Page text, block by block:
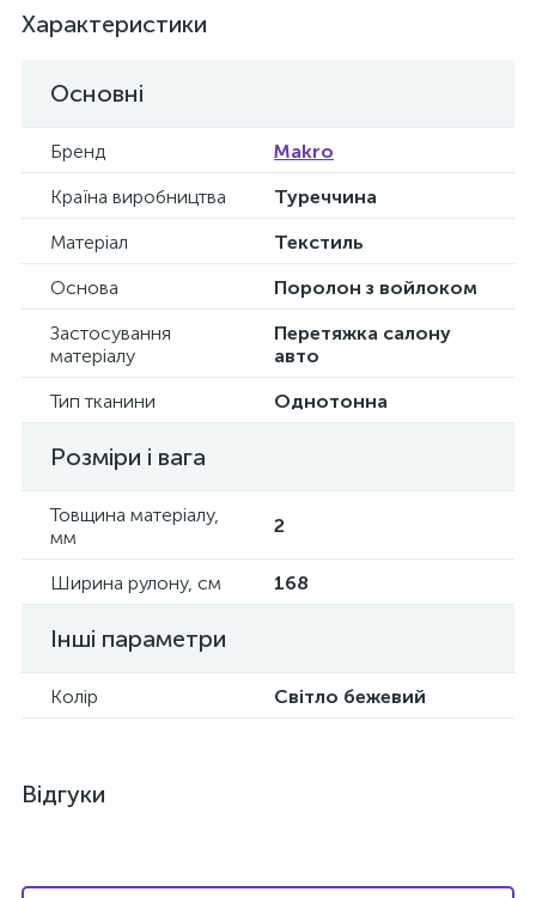
Характеристики
Основні
Бренд
Makro
Країна виробництва
Туреччина
Матеріал
Текстиль
Основа
Поролон з войлоком
Застосування
матеріалу
Перетяжка салону
авто
Тип тканини
Однотонна
Розміри і вага
Товщина матеріалу,
мм
2
Ширина рулону, см 168
Інші параметри
Колір Світло бежевий
Відгуки